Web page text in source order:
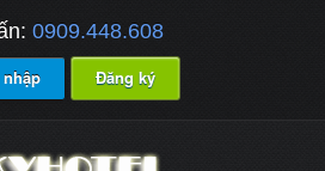
0909.448.608
Đăng ký